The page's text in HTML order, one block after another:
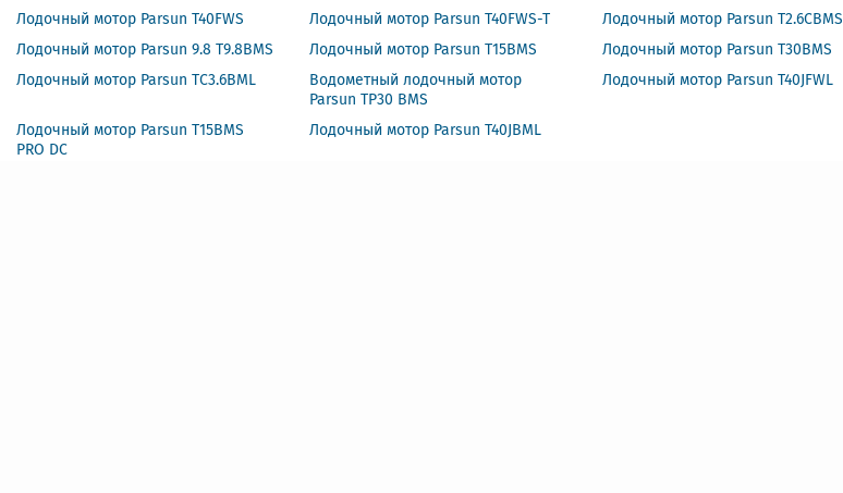
Лодочный мотор Parsun T40FWS
Лодочный мотор Parsun T40FWS-T Лодочный мотор Parsun T2.6СBMS
Лодочный мотор Parsun 9.8 T9.8BMS
Лодочный мотор Parsun T15BMS Лодочный мотор Parsun Т30BMS
Лодочный мотор Parsun TС3.6BML
Водометный лодочный мотор
Parsun TP30 BMS
Лодочный мотор Parsun T40JFWL
Лодочный мотор Parsun T15BMS
PRO DC
Лодочный мотор Parsun T40JBML